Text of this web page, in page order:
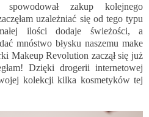
zakup kolejnego
uzależniać się od tego typu
ilości dodaje świeżości, a
mnóstwo błysku naszemu make
Makeup Revolution zaczął się już
Dzięki drogerii internetowej
kolekcji kilka kosmetyków tej